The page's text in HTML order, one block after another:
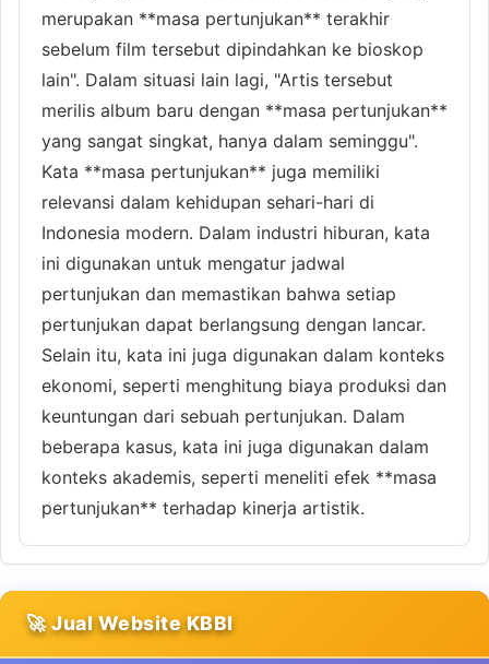
merupakan **masa pertunjukan** terakhir
sebelum film tersebut dipindahkan ke bioskop
lain". Dalam situasi lain lagi, "Artis tersebut
merilis album baru dengan **masa pertunjukan**
yang sangat singkat, hanya dalam seminggu".
Kata **masa pertunjukan** juga memiliki
relevansi dalam kehidupan sehari-hari di
Indonesia modern. Dalam industri hiburan, kata
ini digunakan untuk mengatur jadwal
pertunjukan dan memastikan bahwa setiap
pertunjukan dapat berlangsung dengan lancar.
Selain itu, kata ini juga digunakan dalam konteks
ekonomi, seperti menghitung biaya produksi dan
keuntungan dari sebuah pertunjukan. Dalam
beberapa kasus, kata ini juga digunakan dalam
konteks akademis, seperti meneliti efek **masa
pertunjukan** terhadap kinerja artistik.
🚀 Jual Website KBBI